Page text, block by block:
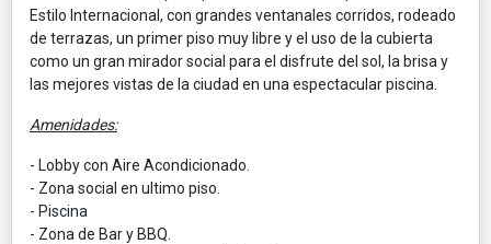
Estilo Internacional, con grandes ventanales corridos, rodeado
de terrazas, un primer piso muy libre y el uso de la cubierta
como un gran mirador social para el disfrute del sol, la brisa y
las mejores vistas de la ciudad en una espectacular piscina.
Amenidades:
- Lobby con Aire Acondicionado.
- Zona social en ultimo piso.
- Piscina
- Zona de Bar y BBQ.